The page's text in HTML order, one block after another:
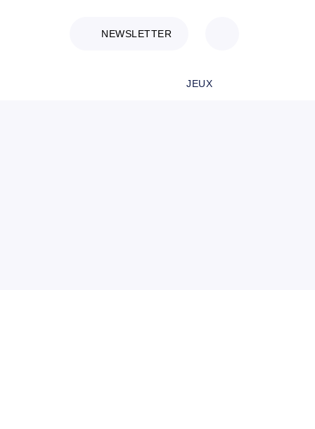
NEWSLETTER
JEUX